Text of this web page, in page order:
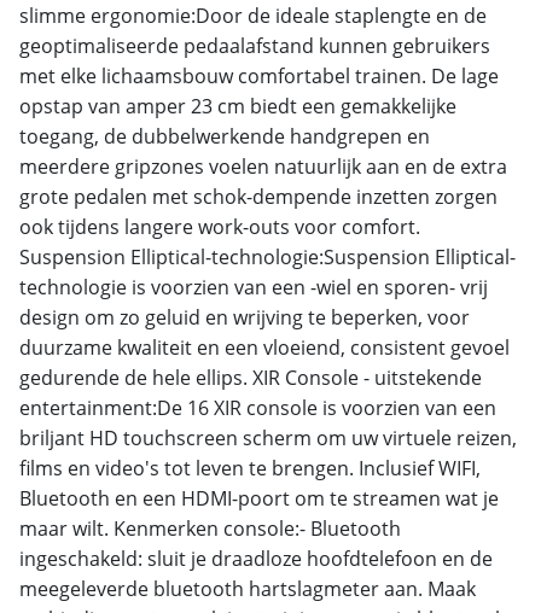
slimme ergonomie:Door de ideale staplengte en de
geoptimaliseerde pedaalafstand kunnen gebruikers
met elke lichaamsbouw comfortabel trainen. De lage
opstap van amper 23 cm biedt een gemakkelijke
toegang, de dubbelwerkende handgrepen en
meerdere gripzones voelen natuurlijk aan en de extra
grote pedalen met schok-dempende inzetten zorgen
ook tijdens langere work-outs voor comfort.
Suspension Elliptical-technologie:Suspension Elliptical-
technologie is voorzien van een -wiel en sporen- vrij
design om zo geluid en wrijving te beperken, voor
duurzame kwaliteit en een vloeiend, consistent gevoel
gedurende de hele ellips. XIR Console - uitstekende
entertainment:De 16 XIR console is voorzien van een
briljant HD touchscreen scherm om uw virtuele reizen,
films en video's tot leven te brengen. Inclusief WIFI,
Bluetooth en een HDMI-poort om te streamen wat je
maar wilt. Kenmerken console:- Bluetooth
ingeschakeld: sluit je draadloze hoofdtelefoon en de
meegeleverde bluetooth hartslagmeter aan. Maak